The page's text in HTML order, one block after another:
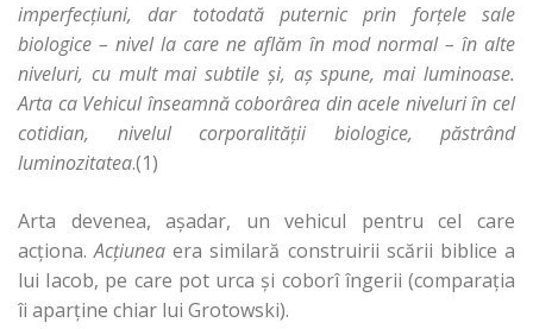
imperfecţiuni, dar totodată puternic prin forţele sale
biologice – nivel la care ne aflăm în mod normal – în alte
niveluri, cu mult mai subtile şi, aş spune, mai luminoase.
Arta ca Vehicul înseamnă coborârea din acele niveluri în cel
cotidian, nivelul corporalităţii biologice, păstrând
luminozitatea.(1)
Arta devenea, aşadar, un vehicul pentru cel care
acţiona.Acţiunea era similară construirii scării biblice a
lui Iacob, pe care pot urca şi coborî îngerii (comparaţia
îi aparţine chiar lui Grotowski).